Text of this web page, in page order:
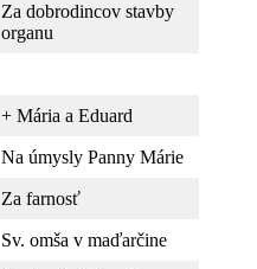
Za dobrodincov stavby
organu
+ Mária a Eduard
Na úmysly Panny Márie
Za farnosť
Sv. omša v maďarčine